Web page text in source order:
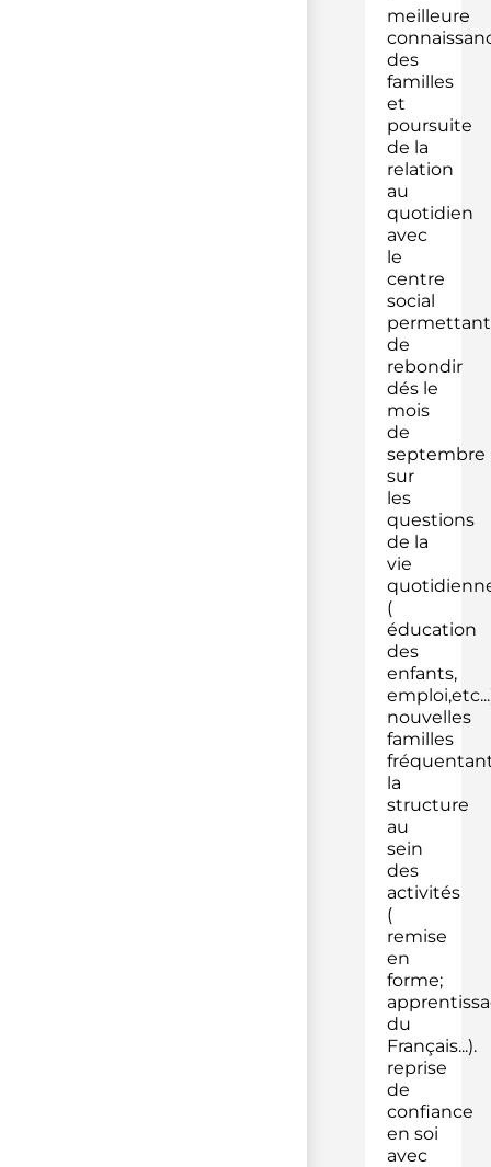
meilleure
des
familles
et
poursuite
de la
relation
au
quotidien
avec
le
centre
social
permettant
de
rebondir
dés le
mois
de
septembre
sur
les
questions
de la
vie
(
éducation
des
enfants,
nouvelles
familles
la
structure
au
sein
des
activités
(
remise
en
forme;
du
Français...).
reprise
de
confiance
en soi
avec